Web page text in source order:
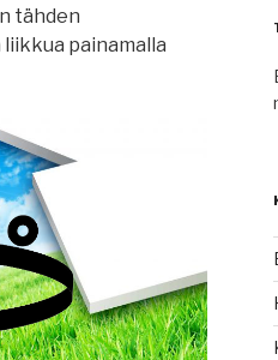
tähden
painamalla